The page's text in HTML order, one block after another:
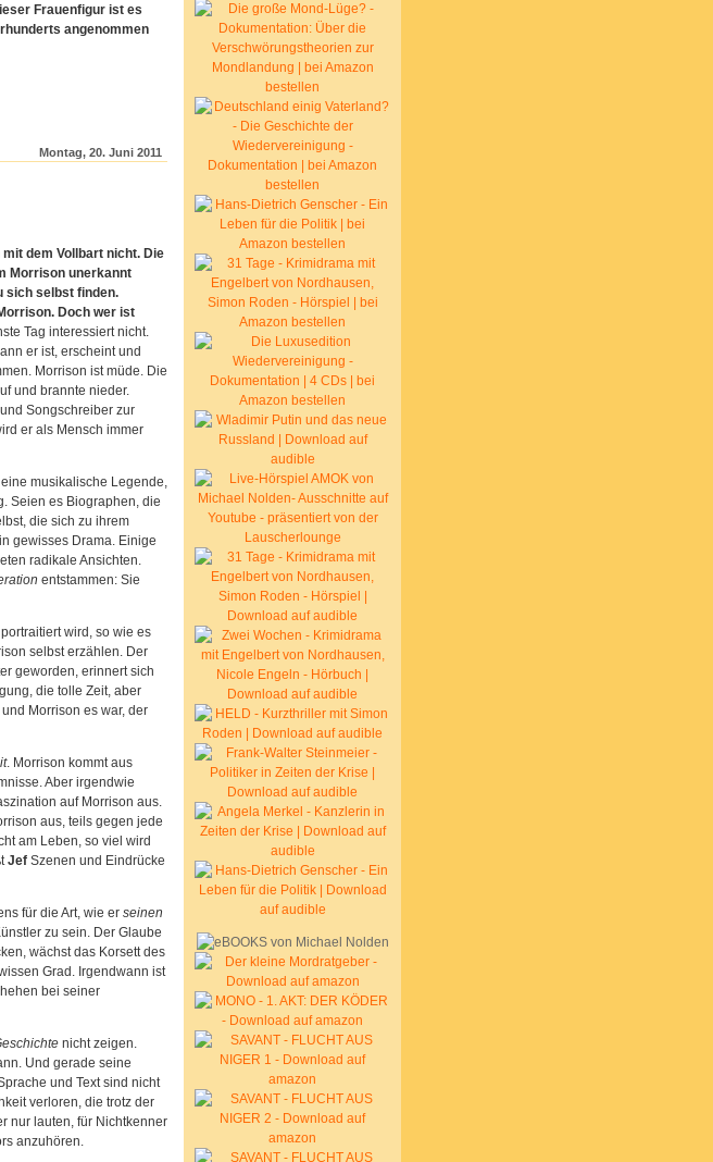
Frauenfigur ist es
angenommen
Montag, 20. Juni 2011
dem Vollbart nicht. Die
Morrison unerkannt
sich selbst finden.
Doch wer ist
Tag interessiert nicht.
er ist, erscheint und
Morrison ist müde. Die
und brannte nieder.
Songschreiber zur
er als Mensch immer
musikalische Legende,
Seien es Biographen, die
die sich zu ihrem
gewisses Drama. Einige
radikale Ansichten.
entstammen: Sie
wird, so wie es
selbst erzählen. Der
geworden, erinnert sich
die tolle Zeit, aber
Morrison es war, der
. Morrison kommt aus
Aber irgendwie
auf Morrison aus.
aus, teils gegen jede
am Leben, so viel wird
Jef Szenen und Eindrücke
für die Art, wie er seinen
zu sein. Der Glaube
wächst das Korsett des
Grad. Irgendwann ist
bei seiner
nicht zeigen.
Und gerade seine
und Text sind nicht
verloren, die trotz der
nur lauten, für Nichtkenner
anzuhören.